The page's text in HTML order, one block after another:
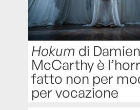
Hokum di Damien
McCarthy è
fatto non per
per vocazione